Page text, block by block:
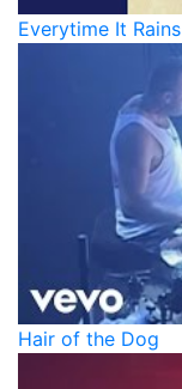
Everytime It Rains
Hair of the Dog